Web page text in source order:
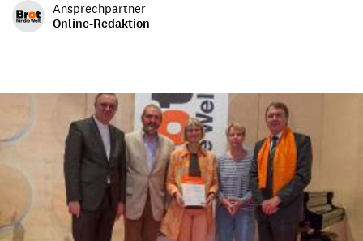
Ansprechpartner
Online-Redaktion